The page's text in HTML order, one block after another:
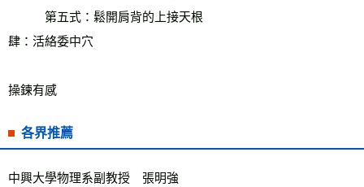
第五式：鬆開肩背的上接天根
肆：活絡委中穴
操鍊有感
各界推薦
中興大學物理系副教授　張明強